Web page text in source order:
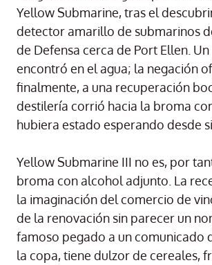
Yellow Submarine, tras el
detector amarillo de submarinos
de Defensa cerca de Port Ellen.
encontró en el agua; la negación
finalmente, a una recuperación
destilería corrió hacia la broma
hubiera estado esperando desde
Yellow Submarine III no es, por
broma con alcohol adjunto. La
la imaginación del comercio de
de la renovación sin parecer un
famoso pegado a un comunicado
la copa, tiene dulzor de cereales,